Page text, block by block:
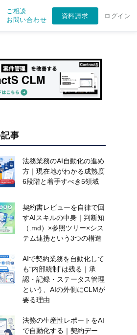
ご相談
お問い合わせ
資料請求 ログイン
事
法務業務のAI自動化の進め
方｜現在地がわかる成熟度
6段階と着手すべき5領域
契約書レビューを自律で回
すAIスキルの中身｜判断知
（.md）×参照ツリー×シス
テム連携という3つの構造
AIで契約業務を自動化して
も“内部統制”は残る｜承
認・記録・ステータス管理
という、AIの外側にCLMが
要る理由
法務の生産性レポートをAI
で自動化する｜契約デー